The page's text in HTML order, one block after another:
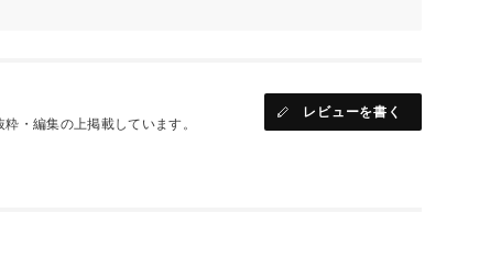
・編集の上掲載しています。
レビューを書く